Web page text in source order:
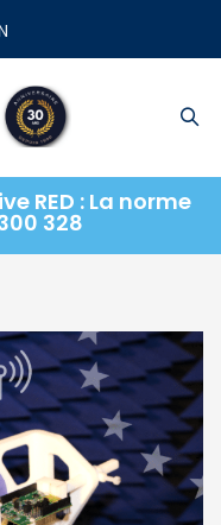
RED : La norme
328